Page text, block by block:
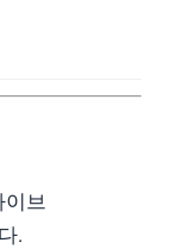
이브
.